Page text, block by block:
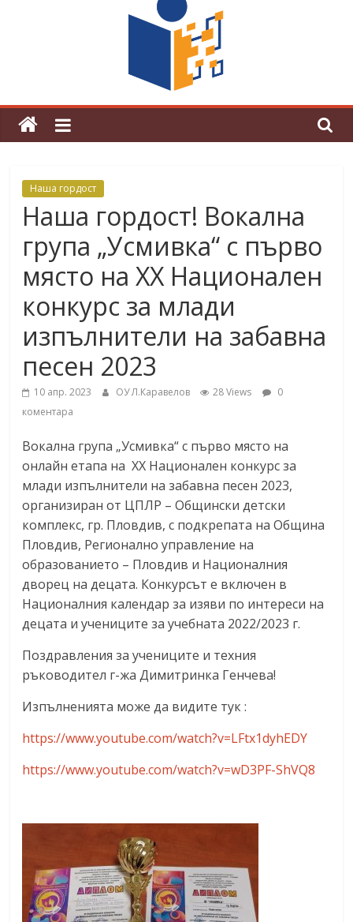
Магията на Андерсен оживя в ОУ
„Любен Каравелов“
Наша гордост
Наша гордост! Вокална
група „Усмивка“ с първо
място на ХХ Национален
конкурс за млади
изпълнители на забавна
песен 2023
10 апр. 2023 ОУ Л.Каравелов 28 Views
0
коментара
Вокална група „Усмивка“ с първо място на
онлайн етапа на ХХ Национален конкурс за
млади изпълнители на забавна песен 2023,
организиран от ЦПЛР – Общински детски
комплекс, гр. Пловдив, с подкрепата на Община
Пловдив, Регионално управление на
образованието – Пловдив и Националния
дворец на децата. Конкурсът е включен в
Националния календар за изяви по интереси на
децата и учениците за учебната 2022/2023 г.
Поздравления за учениците и техния
ръководител г-жа Димитринка Генчева!
Изпълненията може да видите тук :
https://www.youtube.com/watch?v=LFtx1dyhEDY
https://www.youtube.com/watch?v=wD3PF-ShVQ8